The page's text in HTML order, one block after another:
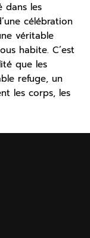
dans les
célébration
véritable
habite. C’est
que les
refuge, un
les corps, les